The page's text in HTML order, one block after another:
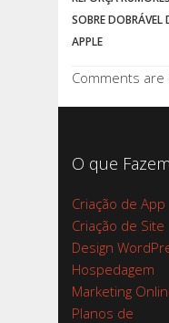
SOBRE DOBRÁVEL
APPLE
Comments are
O que
Criação de App
Criação de Site
Design
Hospedagem
Marketing
Planos de